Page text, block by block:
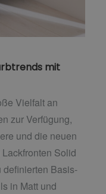
mit
Vielfalt an
zur Verfügung,
und die neuen
Solid
definierten Basis-
in Matt und